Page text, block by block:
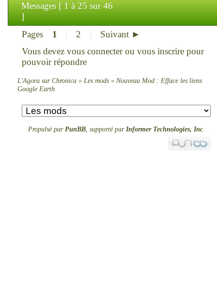
Messages [ 1 à 25 sur 46
]
Pages
1 2
Suivant ►
Vous devez vous connecterou vous inscrirepour
pouvoir répondre
L'Agora sur Chronica » Les mods » Nouveau Mod : Efface les liens
Google Earth
Propulsé par PunBB, supporté par Informer Technologies, Inc.